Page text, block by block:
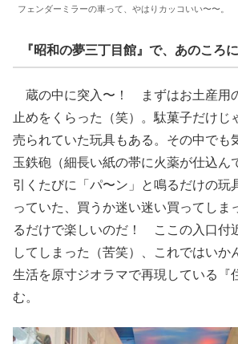
フェンダーミラーの車って、やはりカッコいい〜〜。
『昭和の夢三丁目館』で、あのころ
蔵の中に突入〜！ まずはお土産用
止めをくらった（笑）。駄菓子だけじ
売られていた玩具もある。その中でも
玉鉄砲（細長い紙の帯に火薬が仕込ん
引くたびに「パ〜ン」と鳴るだけの玩
っていた、買うか迷い迷い買ってしま
るだけで楽しいのだ！ ここの入口付
してしまった（苦笑）、これではいか
生活を原寸ジオラマで再現している『
む。